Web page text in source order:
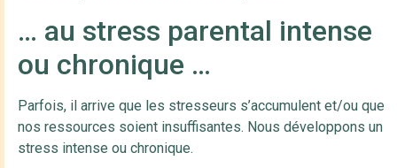
… au stress parental intense
ou chronique …
Parfois, il arrive que les stresseurs s’accumulent et/ou que
nos ressources soient insuffisantes. Nous développons un
stress intense ou chronique.